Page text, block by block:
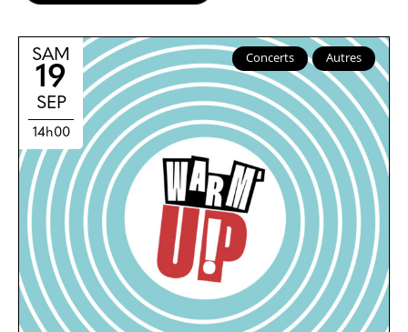
SAM
19
SEP
14h00
Concerts Autres